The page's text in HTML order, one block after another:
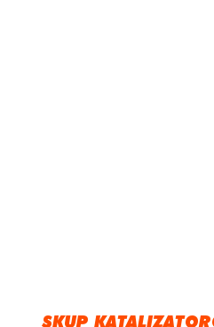
SKUP